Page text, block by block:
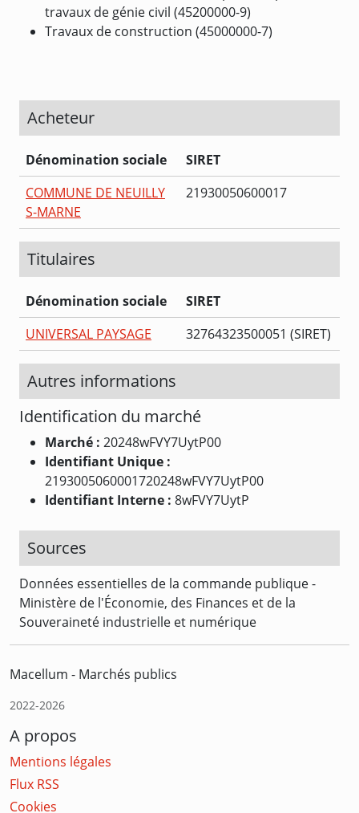
travaux de génie civil (45200000-9)
Travaux de construction (45000000-7)
Acheteur
Dénomination sociale
SIRET
COMMUNE DE NEUILLY
S-MARNE
21930050600017
Titulaires
Dénomination sociale
SIRET
UNIVERSAL PAYSAGE
32764323500051 (SIRET)
Autres informations
Identification du marché
Marché : 20248wFVY7UytP00
Identifiant Unique :
2193005060001720248wFVY7UytP00
Identifiant Interne : 8wFVY7UytP
Sources
Données essentielles de la commande publique -
Ministère de l'Économie, des Finances et de la
Souveraineté industrielle et numérique
Macellum - Marchés publics
2022-2026
A propos
Mentions légales
Flux RSS
Cookies